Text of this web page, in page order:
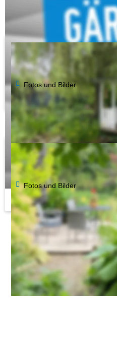
Privatgärten
Garten Paus/Zwell
Fotos und Bilder
Gut Heidefeld (Park)
Fotos und Bilder
...
...